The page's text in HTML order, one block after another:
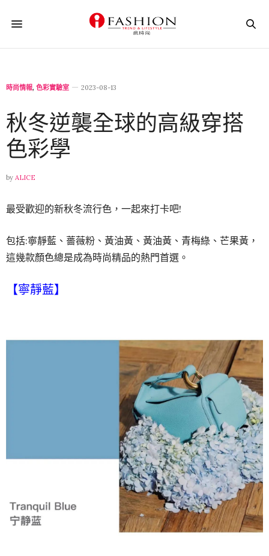
時尚情報, 色彩實驗室 2023-08-13
秋冬逆襲全球的高級穿搭
色彩學
by ALICE
最受歡迎的新秋冬流行色，一起來打卡吧!
包括:寧靜藍、薔薇粉、黃油黃、黃油黃、青梅綠、芒果黃，
這幾款顏色總是成為時尚精品的熱門首選。
【寧靜藍】